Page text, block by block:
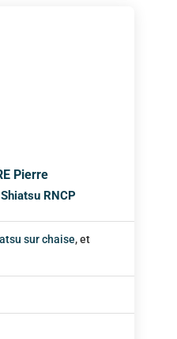
Pierre
RNCP
sur chaise, et